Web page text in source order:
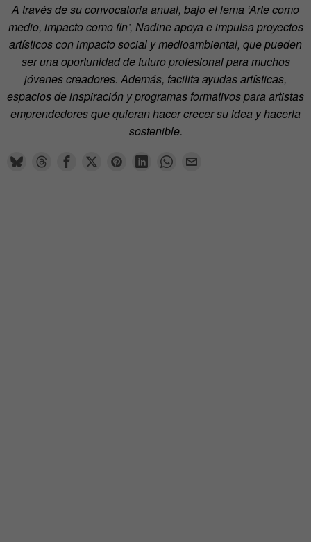
A través de su convocatoria anual, bajo el lema ‘Arte como
medio, impacto como fin’, Nadine apoya e impulsa proyectos
artísticos con impacto social y medioambiental, que pueden
ser una oportunidad de futuro profesional para muchos
jóvenes creadores. Además, facilita ayudas artísticas,
espacios de inspiración y programas formativos para artistas
emprendedores que quieran hacer crecer su idea y hacerla
sostenible.